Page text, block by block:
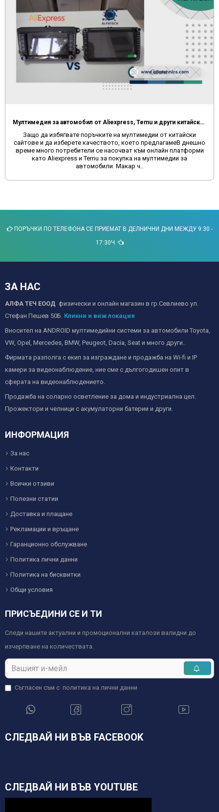
Мултимедия за автомобил от Aliexpress, Temu и други китайски сайтове
Защо да избягвате поръчките на мултимедии от китайски
сайтове и да изберете качеството, което предлагамеВ днешно
време много потребители се насочват към онлайн платформи
като Aliexpress и Temu за покупка на мултимедии за
автомобили. Макар ч..
ПОРЪЧКИ ПО ТЕЛЕФОНА СЕ ПРИЕМАТ В ДЕЛНИЧНИ ДНИ МЕЖДУ 9:30 -
17:30Ч.
ЗА НАС
АЛФА ТЕЧ ЕООД физически и онлайн магазин в гр.Севлиево ул.
Стефан Пешев 50Б. Кликни и виж локация
Вносител на ANDROID мултимедийни системи за автомобили Toyota,
VW, Opel, Mercedes, BMW, Peugeot, Dacia, Seat и много други..
Фирмата разполга с екип за изграждане и продажба на Wi-fi и IP
камери за видеонаблюдение, ние сме с дългогодишен опит в
сферата на видеонаблюдението.
Продажба на соларно осветление за дома и индустриална цел.
Прожектори и челници с акумулаторни батерии и други.
ИНФОРМАЦИЯ
За нас
Контакти
Всички отзиви
Полезни статии
Доставка и плащане
Рекламации и връщане
Гаранционно обслужване
Политика лични данни
Политика на бисквитки
Общи условия
ПРИСЪЕДИНИ СЕ И ТИ
Следи нашите актуални и промоционални каталози валидни до
изчерпване на количествата.
Съгласен съм с политика на лични данни
СЛЕДВАЙ НИ ВЪВ FACEBOOK
СЛЕДВАЙ НИ ВЪВ YOUTUBE